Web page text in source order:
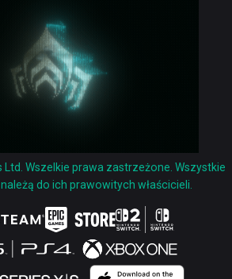
Wszelkie prawa zastrzeżone. Wszystkie
do ich prawowitych właścicieli.